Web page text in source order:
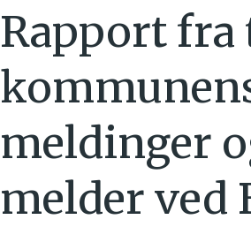
Rapport
meldinger
melder ved